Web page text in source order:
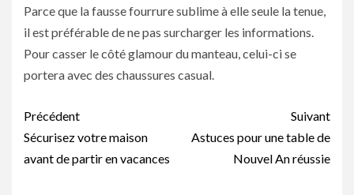
Parce que la fausse fourrure sublime à elle seule la tenue,
il est préférable de ne pas surcharger les informations.
Pour casser le côté glamour du manteau, celui-ci se
portera avec des chaussures casual.
Navigation
d’article
Précédent
Sécurisez votre maison
avant de partir en vacances
Suivant
Astuces pour une table de
Nouvel An réussie